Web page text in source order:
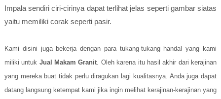
Impala sendiri ciri-cirinya dapat terlihat jelas seperti gambar siatas
yaitu memiliki corak seperti pasir.
Kami disini juga bekerja dengan para tukang-tukang handal yang kami
miliki untuk Jual Makam Granit . Oleh karena itu hasil akhir dari kerajinan
yang mereka buat tidak perlu diragukan lagi kualitasnya. Anda juga dapat
datang langsung ketempat kami jika ingin melihat kerajinan-kerajinan yang